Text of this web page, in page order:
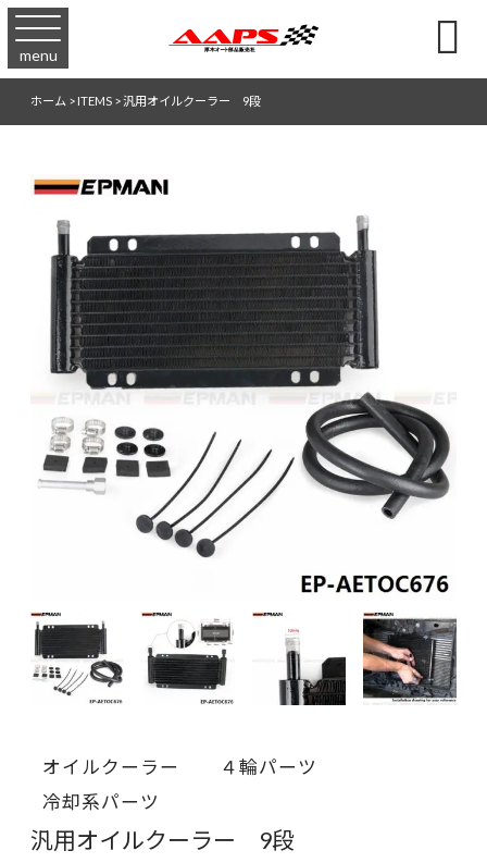
menu 
ホーム>ITEMS>汎用オイルクーラー 9段
オイルクーラー
４輪パーツ
冷却系パーツ
汎用オイルクーラー 9段